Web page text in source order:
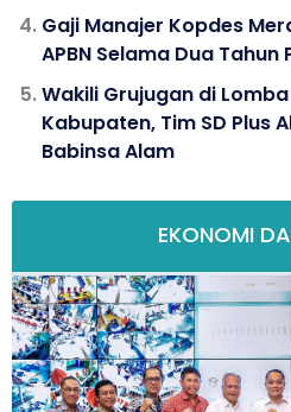
Gaji Manajer Kopdes
APBN Selama Dua Tahun
Wakili Grujugan di
Kabupaten, Tim SD Plus
Babinsa Alam
EKONOMI